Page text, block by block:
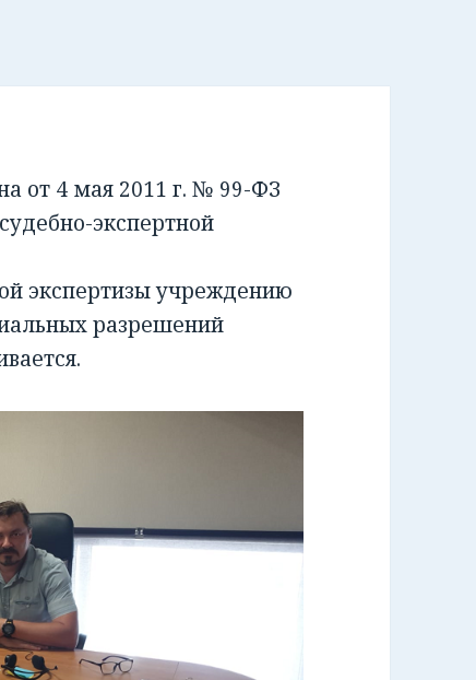
от 4 мая 2011 г. № 99-ФЗ
экспертной
экспертизы учреждению
разрешений